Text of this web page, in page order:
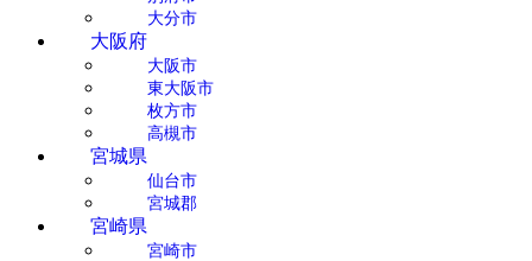
大分市
大阪府
大阪市
東大阪市
枚方市
高槻市
宮城県
仙台市
宮城郡
宮崎県
宮崎市